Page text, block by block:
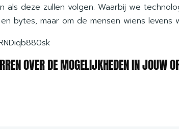
deze zullen volgen. Waarbij we
bytes, maar om de mensen wiens levens
OVER DE MOGELIJKHEDEN IN JOUW